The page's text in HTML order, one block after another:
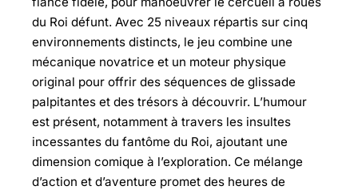
du Roi défunt. Avec 25 niveaux répartis sur cinq
environnements distincts, le jeu combine une
mécanique novatrice et un moteur physique
original pour offrir des séquences de glissade
palpitantes et des trésors à découvrir. L’humour
est présent, notamment à travers les insultes
incessantes du fantôme du Roi, ajoutant une
dimension comique à l’exploration. Ce mélange
d’action et d’aventure promet des heures de